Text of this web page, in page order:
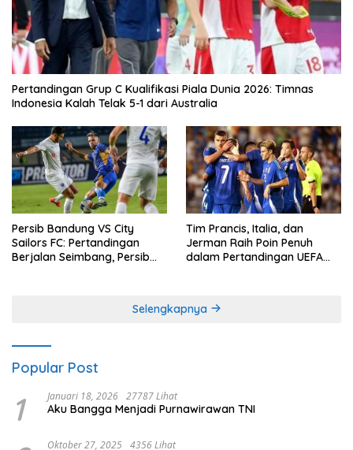
Pertandingan Grup C Kualifikasi Piala Dunia 2026: Timnas
Indonesia Kalah Telak 5-1 dari Australia
Persib Bandung VS City
Sailors FC: Pertandingan
Berjalan Seimbang, Persib
Tim Prancis, Italia, dan
Jerman Raih Poin Penuh
dalam Pertandingan UEFA
Selengkapnya
Popular Post
1 Januari 18, 2026 27787 Lihat
Aku Bangga Menjadi Purnawirawan TNI
Oktober 27, 2025 4356 Lihat